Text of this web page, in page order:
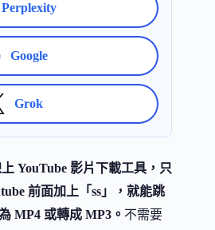
Perplexity
Google
Grok
YouTube 影片下載工具，只
前面加上「ss」，就能跳
MP4 或轉成 MP3。 不需要